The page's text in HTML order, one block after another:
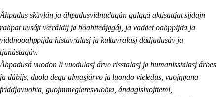
Åhpadus skåvlån ja åhpadusvidnudagán galggá aktisattjat sijdajn
rahpat uvsájt væráldij ja boahtteájggáj, ja vaddet oahppijda ja
viddnooahppijda histåvrålasj ja kultuvralasj dádjadusáv ja
tjanástagáv.
Åhpadusá vuodon li vuodulasj árvo risstalasj ja humanisstalasj árbes
ja dábijs, duola degu almasjárvo ja luondo vieledus, vuojŋŋana
friddjavuohta, guojmmegieresvuohta, ándagisluojttemi,